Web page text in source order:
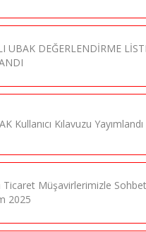
UBAK DEĞERLENDİRME
Kullanıcı Kılavuzu Yayımlandı
Ticaret Müşavirlerimizle Sohbet
2025